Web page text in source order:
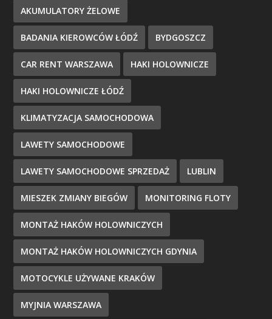
AKUMULATORY ŻELOWE
BADANIA KIEROWCÓW ŁÓDŹ BYDGOSZCZ
CAR RENT WARSZAWA HAKI HOLOWNICZE
HAKI HOLOWNICZE ŁÓDŹ
KLIMATYZACJA SAMOCHODOWA
LAWETY SAMOCHODOWE
LAWETY SAMOCHODOWE SPRZEDAŻ LUBLIN
MIESZEK ZMIANY BIEGÓW MONITORING FLOTY
MONTAŻ HAKÓW HOLOWNICZYCH
MONTAŻ HAKÓW HOLOWNICZYCH GDYNIA
MOTOCYKLE UŻYWANE KRAKÓW
MYJNIA WARSZAWA